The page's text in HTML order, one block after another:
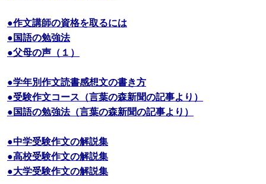
●作文講師の資格を取るには
●国語の勉強法
●父母の声（１）
●学年別作文読書感想文の書き方
●受験作文コース（言葉の森新聞の記事より）
●国語の勉強法（言葉の森新聞の記事より）
●中学受験作文の解説集
●高校受験作文の解説集
●大学受験作文の解説集